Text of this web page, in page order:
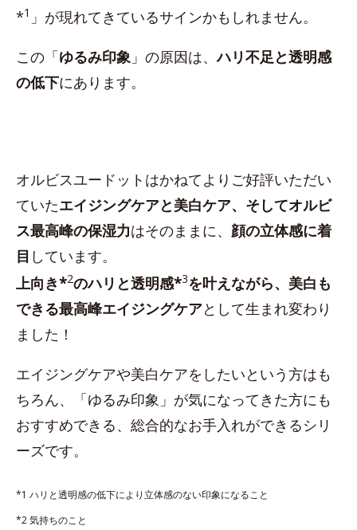
*1 」が現れてきているサインかもしれません。
この「ゆるみ印象 」の原因は、ハリ不足と透明感
の低下にあります。
オルビスユードットはかねてよりご好評いただい
ていたエイジングケアと美白ケア、そしてオルビ
ス最高峰の保湿力はそのままに、 顔の立体感に着
目 しています。
上向き*2のハリと透明感*3を叶えながら、美白も
できる最高峰エイジングケアとして生まれ変わり
ました！
エイジングケアや美白ケアをしたいという方はも
ちろん、「ゆるみ印象」が気になってきた方にも
おすすめできる、総合的なお手入れができるシリ
ーズです。
*1 ハリと透明感の低下により立体感のない印象になること
*2 気持ちのこと